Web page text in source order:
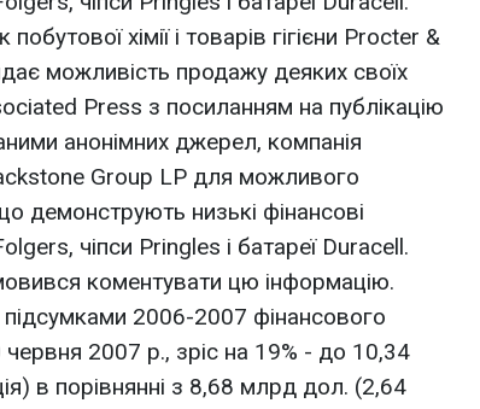
хімії і товарів гігієни Procter &
можливість продажу деяких своїх
Press з посиланням на публікацію
анонімних джерел, компанія
Group LP для можливого
демонструють низькі фінансові
чіпси Pringles і батареї Duracell.
коментувати цю інформацію.
2006-2007 фінансового
2007 р., зріс на 19% - до 10,34
в порівнянні з 8,68 млрд дол. (2,64